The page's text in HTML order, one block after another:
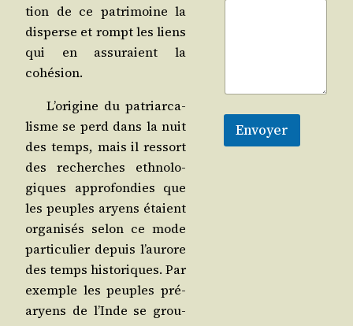
tion de ce patri­moine la
dis­perse et rompt les liens
qui en assu­raient la
cohésion.
L’o­ri­gine du patriar­ca­
lisme se perd dans la nuit
des temps, mais il res­sort
des recherches eth­no­lo­
giques appro­fon­dies que
les peuples aryens étaient
orga­ni­sés selon ce mode
par­ti­cu­lier depuis l’au­rore
des temps his­to­riques. Par
exemple les peuples pré-
aryens de l’Inde se grou­
Envoyer